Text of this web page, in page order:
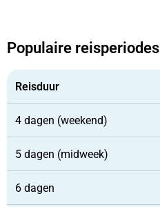
Populaire reisperiodes
Reisduur
4 dagen (weekend)
5 dagen (midweek)
6 dagen